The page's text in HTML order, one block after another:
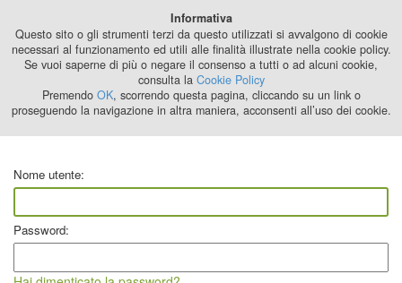
2024
Nome utente:
Password:
Informativa
Questo sito o gli strumenti terzi da questo utilizzati si avvalgono di cookie
necessari al funzionamento ed utili alle finalità illustrate nella cookie policy.
Se vuoi saperne di più o negare il consenso a tutti o ad alcuni cookie,
consulta la Cookie Policy
Premendo OK, scorrendo questa pagina, cliccando su un link o
proseguendo la navigazione in altra maniera, acconsenti all’uso dei cookie.